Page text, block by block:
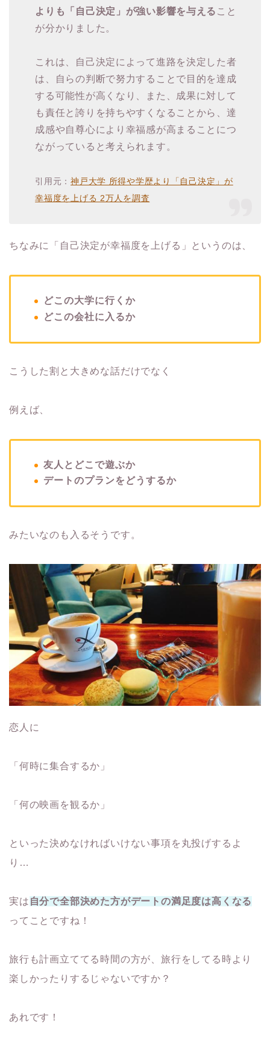
よりも「自己決定」が強い影響を与える こと
が分かりました。
これは、自己決定によって進路を決定した者
は、自らの判断で努力することで目的を達成
する可能性が高くなり、また、成果に対して
も責任と誇りを持ちやすくなることから、達
成感や自尊心により幸福感が高まることにつ
ながっていると考えられます。
引用元：神戸大学 所得や学歴より「自己決定」が
幸福度を上げる 2万人を調査
ちなみに「自己決定が幸福度を上げる」というのは、
どこの大学に行くか
どこの会社に入るか
こうした割と大きめな話だけでなく
例えば、
友人とどこで遊ぶか
デートのプランをどうするか
みたいなのも入るそうです。
恋人に
「何時に集合するか」
「何の映画を観るか」
といった決めなければいけない事項を丸投げするよ
り…
実は 自分で全部決めた方がデートの満足度は高くなる
ってことですね！
旅行も計画立ててる時間の方が、旅行をしてる時より
楽しかったりするじゃないですか？
あれです！